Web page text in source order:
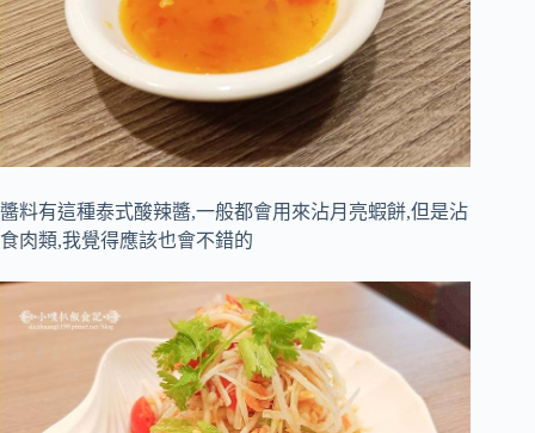
醬料有這種泰式酸辣醬,一般都會用來沾月亮蝦餅,但是沾
食肉類,我覺得應該也會不錯的